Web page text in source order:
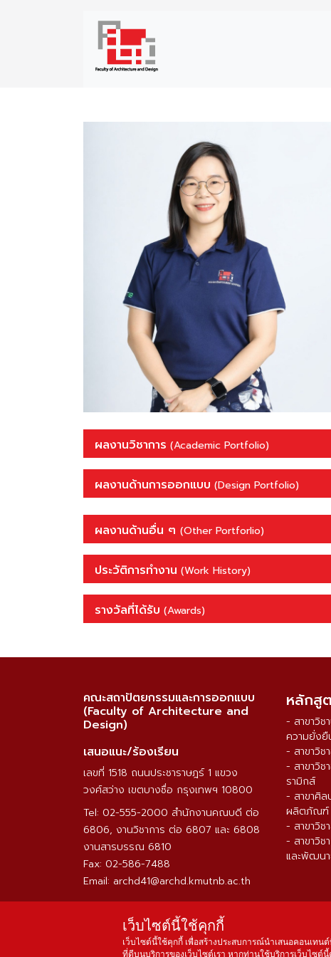
ผลงานวิชาการ (Academic Portfolio)
ผลงานด้านการออกแบบ (Design Portfolio)
ผลงานด้านอื่น ๆ (Other Portforlio)
ประวัติการทำงาน (Work History)
รางวัลที่ได้รับ (Awards)
คณะสถาปัตยกรรมและการออกแบบ
(Faculty of Architecture and
Design)
เสนอแนะ/ร้องเรียน
เลขที่ 1518 ถนนประชาราษฎร์ 1 แขวง
วงศ์สว่าง เขตบางซื่อ กรุงเทพฯ 10800
Tel: 02-555-2000 สำนักงานคณบดี ต่อ
6806, งานวิชาการ ต่อ 6807 และ 6808
งานสารบรรณ 6810
Fax: 02-586-7488
Email: archd41@archd.kmutnb.ac.th
หลักสู
- สาขาวิช
ความยั่งยื
- สาขาวิช
- สาขาวิ
รามิกส์
- สาขาศิล
ผลิตภัณฑ์
- สาขาวิช
- สาขาวิช
และพัฒน
เว็บไซต์นี้ใช้คุกกี้
เว็บไซต์นี้ใช้คุกกี้ เพื่อสร้างประสบการณ์นำเสนอคอนเท
ที่ดีบนบริการของเว็บไซต์เรา หากท่านใช้บริการเว็บไซ